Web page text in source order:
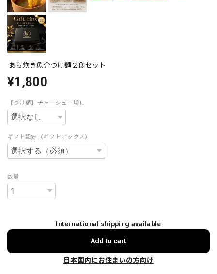
あら炊き魚介つけ麺２食セット
¥1,800
【つけ麺】チャーシュー増し
ギフト設定（ギフトボックス）
数量
International shipping available
Add to cart
日本国内にお住まいの方向け